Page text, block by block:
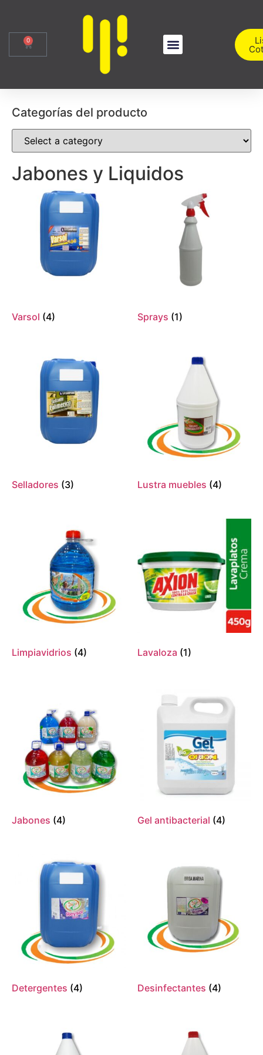
0
Categorías del producto
Jabones y Liquidos
Varsol (4) Sprays (1)
Selladores (3) Lustra muebles (4)
Limpiavidrios (4) Lavaloza (1)
Jabones (4) Gel antibacterial (4)
Detergentes (4) Desinfectantes (4)